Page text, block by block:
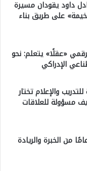
داود يقودان مسيرة
على طريق بناء
«عقلًا» يتعلم: نحو
الإدراكي
والإعلام تختار
مسؤولة للعلاقات
شركات ملجراميكال.. أكثر من 85 عامًا من الخبرة والريادة